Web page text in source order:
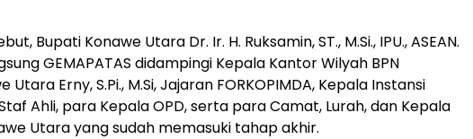
Bupati Konawe Utara Dr. Ir. H. Ruksamin, ST., M.Si., IPU., ASEAN.
GEMAPATAS didampingi Kepala Kantor Wilyah BPN
Erny, S.Pi., M.Si, Jajaran FORKOPIMDA, Kepala Instansi
Ahli, para Kepala OPD, serta para Camat, Lurah, dan Kepala
Utara yang sudah memasuki tahap akhir.